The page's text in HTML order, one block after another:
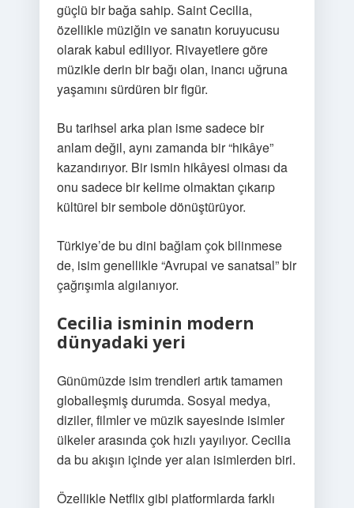
güçlü bir bağa sahip. Saint Cecilia,
özellikle müziğin ve sanatın koruyucusu
olarak kabul ediliyor. Rivayetlere göre
müzikle derin bir bağı olan, inancı uğruna
yaşamını sürdüren bir figür.
Bu tarihsel arka plan isme sadece bir
anlam değil, aynı zamanda bir “hikâye”
kazandırıyor. Bir ismin hikâyesi olması da
onu sadece bir kelime olmaktan çıkarıp
kültürel bir sembole dönüştürüyor.
Türkiye’de bu dini bağlam çok bilinmese
de, isim genellikle “Avrupai ve sanatsal” bir
çağrışımla algılanıyor.
Cecilia isminin modern
dünyadaki yeri
Günümüzde isim trendleri artık tamamen
globalleşmiş durumda. Sosyal medya,
diziler, filmler ve müzik sayesinde isimler
ülkeler arasında çok hızlı yayılıyor. Cecilia
da bu akışın içinde yer alan isimlerden biri.
Özellikle Netflix gibi platformlarda farklı